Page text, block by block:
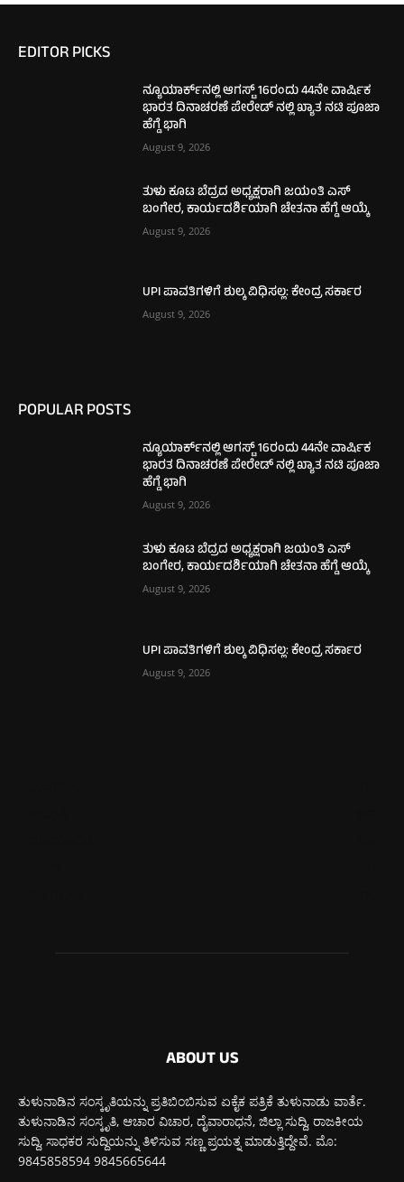
EDITOR PICKS
ನ್ಯೂಯಾರ್ಕ್‌ನಲ್ಲಿ ಆಗಸ್ಟ್ 16ರಂದು 44ನೇ ವಾರ್ಷಿಕ
ಭಾರತ ದಿನಾಚರಣೆ ಪೇರೇಡ್ ನಲ್ಲಿ ಖ್ಯಾತ ನಟಿ ಪೂಜಾ
ಹೆಗ್ಡೆ ಭಾಗಿ
August 9, 2026
ತುಳು ಕೂಟ ಬೆದ್ರದ ಅಧ್ಯಕ್ಷರಾಗಿ ಜಯಂತಿ ಎಸ್
ಬಂಗೇರ, ಕಾರ್ಯದರ್ಶಿಯಾಗಿ ಚೇತನಾ ಹೆಗ್ಡೆ ಆಯ್ಕೆ
August 9, 2026
UPI ಪಾವತಿಗಳಿಗೆ ಶುಲ್ಕ ವಿಧಿಸಲ್ಲ: ಕೇಂದ್ರ ಸರ್ಕಾರ
August 9, 2026
POPULAR POSTS
ನ್ಯೂಯಾರ್ಕ್‌ನಲ್ಲಿ ಆಗಸ್ಟ್ 16ರಂದು 44ನೇ ವಾರ್ಷಿಕ
ಭಾರತ ದಿನಾಚರಣೆ ಪೇರೇಡ್ ನಲ್ಲಿ ಖ್ಯಾತ ನಟಿ ಪೂಜಾ
ಹೆಗ್ಡೆ ಭಾಗಿ
August 9, 2026
ತುಳು ಕೂಟ ಬೆದ್ರದ ಅಧ್ಯಕ್ಷರಾಗಿ ಜಯಂತಿ ಎಸ್
ಬಂಗೇರ, ಕಾರ್ಯದರ್ಶಿಯಾಗಿ ಚೇತನಾ ಹೆಗ್ಡೆ ಆಯ್ಕೆ
August 9, 2026
UPI ಪಾವತಿಗಳಿಗೆ ಶುಲ್ಕ ವಿಧಿಸಲ್ಲ: ಕೇಂದ್ರ ಸರ್ಕಾರ
August 9, 2026
ABOUT US
ತುಳುನಾಡಿನ ಸಂಸ್ಕೃತಿಯನ್ನು ಪ್ರತಿಬಿಂಬಿಸುವ ಏಕೈಕ ಪತ್ರಿಕೆ ತುಳುನಾಡು ವಾರ್ತೆ.
ತುಳುನಾಡಿನ ಸಂಸ್ಕೃತಿ, ಆಚಾರ ವಿಚಾರ, ದೈವಾರಾಧನೆ, ಜಿಲ್ಲಾ ಸುದ್ದಿ, ರಾಜಕೀಯ
ಸುದ್ದಿ, ಸಾಧಕರ ಸುದ್ದಿಯನ್ನು ತಿಳಿಸುವ ಸಣ್ಣ ಪ್ರಯತ್ನ ಮಾಡುತ್ತಿದ್ದೇವೆ. ಮೊ:
9845858594 9845665644